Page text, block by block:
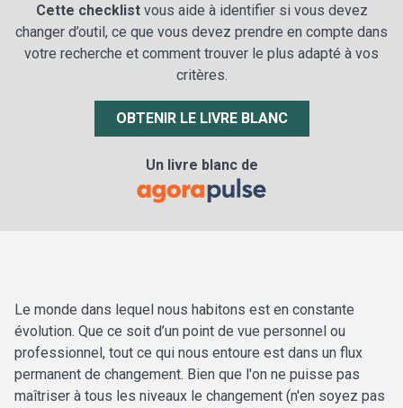
Cette checklistvous aide à identifier si vous devez
changer d’outil, ce que vous devez prendre en compte dans
votre recherche et comment trouver le plus adapté à vos
critères.
OBTENIR LE LIVRE BLANC
Un livre blanc de
Le monde dans lequel nous habitons est en constante
évolution. Que ce soit d’un point de vue personnel ou
professionnel, tout ce qui nous entoure est dans un flux
permanent de changement. Bien que l'on ne puisse pas
maîtriser à tous les niveaux le changement (n'en soyez pas